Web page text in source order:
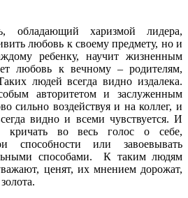
обладающий харизмой лидера,
любовь к своему предмету, но и
ребенку, научит жизненным
любовь к вечному – родителям,
людей всегда видно издалека.
авторитетом и заслуженным
сильно воздействуя и на коллег, и
видно и всеми чувствуется. И
кричать во весь голос о себе,
способности или завоевывать
способами. К таким людям
ценят, их мнением дорожат,
золота.